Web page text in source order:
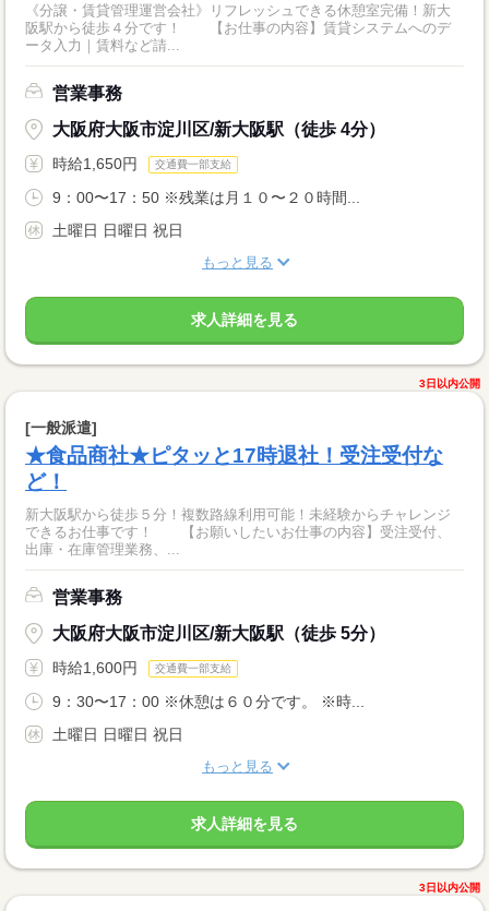
《分譲・賃貸管理運営会社》リフレッシュできる休憩室完備！新大
阪駅から徒歩４分です！ 【お仕事の内容】賃貸システムへのデ
ータ入力｜賃料など請...
営業事務
大阪府大阪市淀川区/新大阪駅（徒歩 4分）
時給1,650円 交通費一部支給
9：00〜17：50 ※残業は月１０〜２０時間...
土曜日 日曜日 祝日
もっと見る
求人詳細を見る
3日以内公開
[一般派遣]
★食品商社★ピタッと17時退社！受注受付な
ど！
新大阪駅から徒歩５分！複数路線利用可能！未経験からチャレンジ
できるお仕事です！ 【お願いしたいお仕事の内容】受注受付、
出庫・在庫管理業務、...
営業事務
大阪府大阪市淀川区/新大阪駅（徒歩 5分）
時給1,600円 交通費一部支給
9：30〜17：00 ※休憩は６０分です。 ※時...
土曜日 日曜日 祝日
もっと見る
求人詳細を見る
3日以内公開